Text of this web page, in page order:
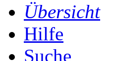
Übersicht
Hilfe
Suche